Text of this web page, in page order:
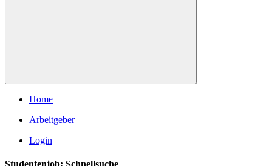
Home
Arbeitgeber
Login